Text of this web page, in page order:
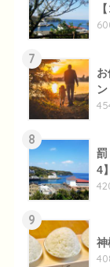
7
ン
8
罰
4】
9
神